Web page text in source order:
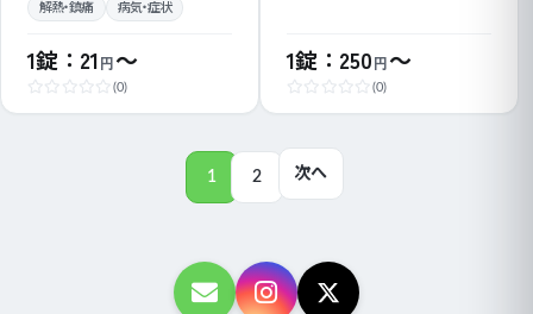
解熱・鎮痛 病気・症状
1錠：21円～
(0)
1錠：250円～
(0)
1 2 次へ